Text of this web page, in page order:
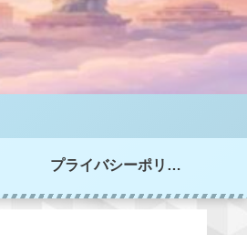
プライバシーポリシー